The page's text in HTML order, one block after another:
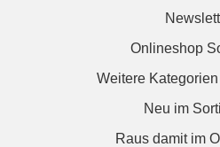
Onlineshop
Weitere
Neu im
Raus damit im